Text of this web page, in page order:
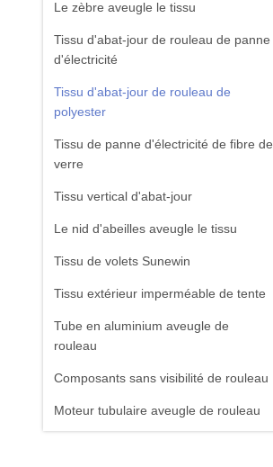
Le zèbre aveugle le tissu
Tissu d'abat-jour de rouleau de panne
d'électricité
Tissu d'abat-jour de rouleau de
polyester
Tissu de panne d'électricité de fibre de
verre
Tissu vertical d'abat-jour
Le nid d'abeilles aveugle le tissu
Tissu de volets Sunewin
Tissu extérieur imperméable de tente
Tube en aluminium aveugle de
rouleau
Composants sans visibilité de rouleau
Moteur tubulaire aveugle de rouleau